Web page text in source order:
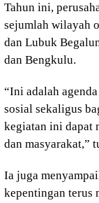
Tahun ini,
sejumlah wilayah
dan Lubuk
dan Bengkulu.
“Ini adalah
sosial sekaligus
kegiatan ini dapat
dan masyarakat,”
Ia juga
kepentingan terus